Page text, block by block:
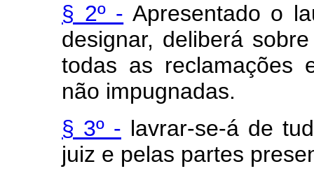
§ 2º - Apresentado o
designar, deliberá
todas as reclamações
não impugnadas.
§ 3º - lavrar-se-á de
juiz e pelas partes